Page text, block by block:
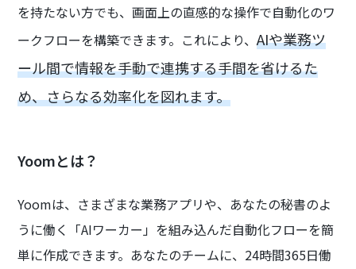
を持たない方でも、画面上の直感的な操作で自動化のワ
ークフローを構築できます。これにより、AIや業務ツ
ール間で情報を手動で連携する手間を省けるた
め、さらなる効率化を図れます。
Yoomとは？
Yoomは、さまざまな業務アプリや、あなたの秘書のよ
うに働く「AIワーカー」を組み込んだ自動化フローを簡
単に作成できます。あなたのチームに、24時間365日働